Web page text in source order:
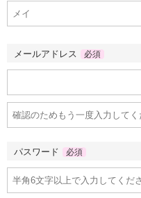
メールアドレス 必須
パスワード 必須